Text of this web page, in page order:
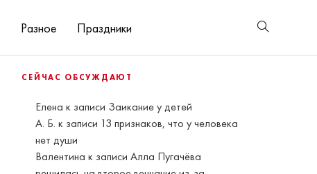
Разное Праздники
СЕЙЧАС ОБСУЖДАЮТ
Елена к записи Заикание у детей
А. Б. к записи 13 признаков, что у человека
нет души
Валентина к записиАлла Пугачёва